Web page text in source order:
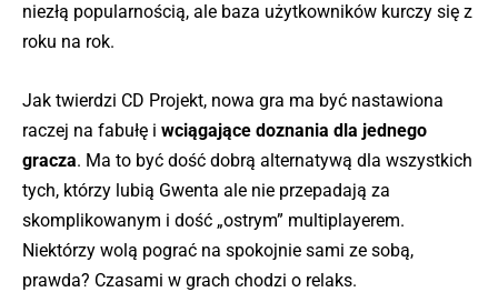
niezłą popularnością, ale baza użytkowników kurczy się z
roku na rok.
Jak twierdzi CD Projekt, nowa gra ma być nastawiona
raczej na fabułę i wciągające doznania dla jednego
gracza. Ma to być dość dobrą alternatywą dla wszystkich
tych, którzy lubią Gwenta ale nie przepadają za
skomplikowanym i dość „ostrym” multiplayerem.
Niektórzy wolą pograć na spokojnie sami ze sobą,
prawda? Czasami w grach chodzi o relaks.